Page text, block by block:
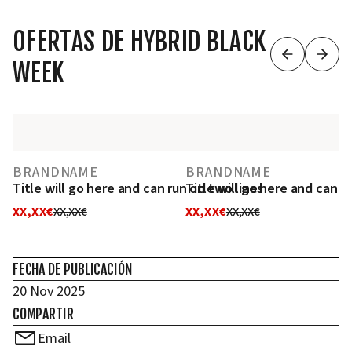
OFERTAS DE HYBRID BLACK
WEEK
BRANDNAME
Title will go here and can run on two lines
XX,XX€XX,XX€
BRANDNAME
Title will go here and can
XX,XX€XX,XX€
FECHA DE PUBLICACIÓN
20 Nov 2025
COMPARTIR
Email